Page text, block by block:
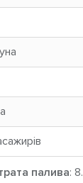
палива: